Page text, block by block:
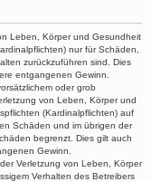
Leben, Körper und Gesundheit
nur für Schäden,
zurückzuführen sind. Dies
entgangenen Gewinn.
oder grob
von Leben, Körper und
(Kardinalpflichten) auf
Schäden und im übrigen der
begrenzt. Dies gilt auch
Gewinn.
Verletzung von Leben, Körper
Verhalten des Betreibers